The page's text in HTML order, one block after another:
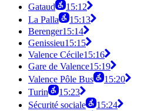
Gataud
15:12
La Palla
15:13
Berenger15:14
Genissieu15:15
Valence Cécile15:16
Gare de Valence15:19
Valence Pôle Bus
15:20
Turin
15:23
Sécurité sociale
15:24